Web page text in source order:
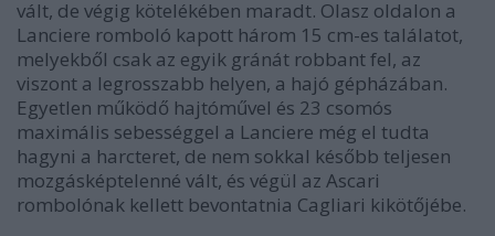
vált, de végig kötelékében maradt. Olasz oldalon a
Lanciere romboló kapott három 15 cm-es találatot,
melyekből csak az egyik gránát robbant fel, az
viszont a legrosszabb helyen, a hajó gépházában.
Egyetlen működő hajtóművel és 23 csomós
maximális sebességgel a Lanciere még el tudta
hagyni a harcteret, de nem sokkal később teljesen
mozgásképtelenné vált, és végül az Ascari
rombolónak kellett bevontatnia Cagliari kikötőjébe.